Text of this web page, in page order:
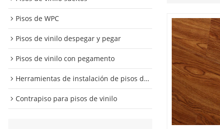
Pisos de WPC
Pisos de vinilo despegar y pegar
Pisos de vinilo con pegamento
Herramientas de instalación de pisos de vinilo
Contrapiso para pisos de vinilo